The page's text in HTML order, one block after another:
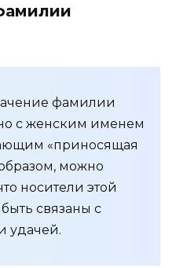
фамилии
с женским именем
«приносящая
можно
носители этой
связаны с
удачей.